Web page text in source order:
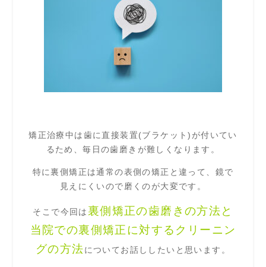
矯正治療中は歯に直接装置(ブラケット)が付いてい
るため、毎日の歯磨きが難しくなります。
特に裏側矯正は通常の表側の矯正と違って、鏡で
見えにくいので磨くのが大変です。
そこで今回は 裏側矯正の歯磨きの方法と
当院での裏側矯正に対するクリーニン
グの方法についてお話ししたいと思います。